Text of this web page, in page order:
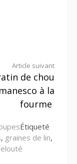
Article suivant
de chou
à la
fourme
Étiqueté
, graines de lin,